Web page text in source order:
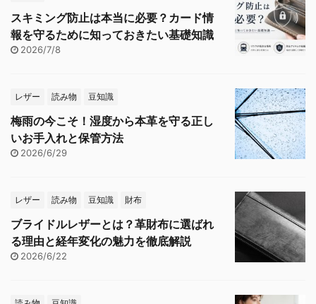
スキミング防止は本当に必要？カード情
報を守るために知っておきたい基礎知識
2026/7/8
レザー 読み物 豆知識
梅雨の今こそ！湿度から本革を守る正し
いお手入れと保管方法
2026/6/29
レザー 読み物 豆知識 財布
ブライドルレザーとは？革財布に選ばれ
る理由と経年変化の魅力を徹底解説
2026/6/22